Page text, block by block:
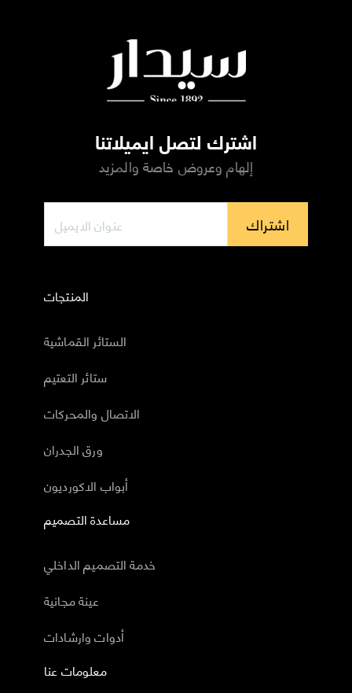
اشترك لتصل ايميلاتنا
إلهام وعروض خاصة والمزيد
اشتراك
المنتجات
الستائر القماشية
ستائر التعتيم
الاتصال والمحركات
ورق الجدران
أبواب الاكورديون
مساعدة التصميم
خدمة التصميم الداخلي
عينة مجانية
أدوات وارشادات
معلومات عنا